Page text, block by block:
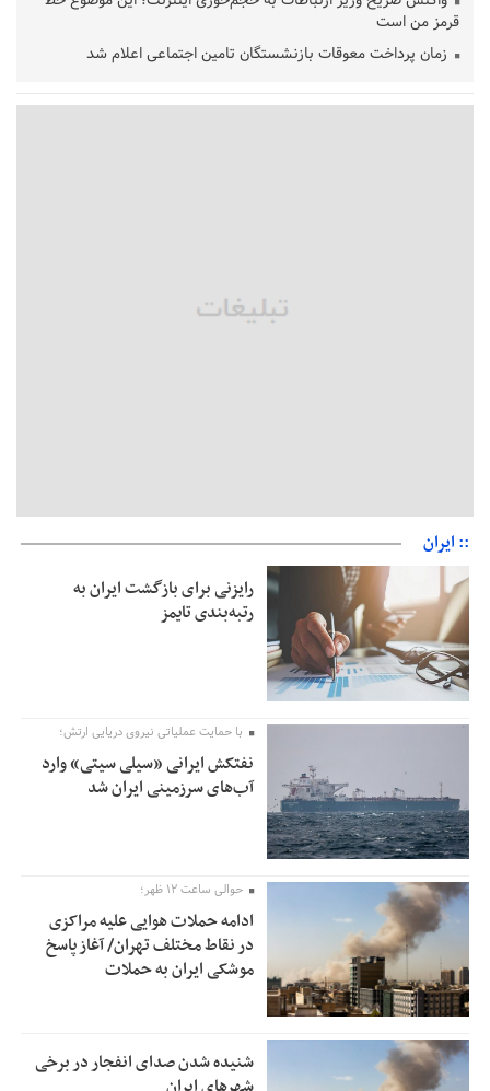
قرمز من است
زمان پرداخت معوقات بازنشستگان تامین اجتماعی اعلام شد
ارزیابی مجدد ایکوموس
عراقچی:ایران بر عهد مقاومت خود ایستاده است/ جنایت‌ها را نه
فراموش می‌کنیم نه می‌بخشیم
:: ایران
رایزنی برای بازگشت ایران به
رتبه‌بندی تایمز
با حمایت عملیاتی نیروی دریایی ارتش؛
نفتکش ایرانی «سیلی سیتی» وارد
آب‌های سرزمینی ایران شد
حوالی ساعت ۱۲ ظهر؛
ادامه حملات هوایی علیه مراکزی
در نقاط مختلف تهران/ آغاز پاسخ
موشکی ایران به حملات
شنیده شدن صدای انفجار در برخی